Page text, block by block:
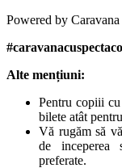
Powered by
Alte mențiuni:
Pentru copiii cu
bilete atât
Vă rugăm să
de inceperea
preferate.